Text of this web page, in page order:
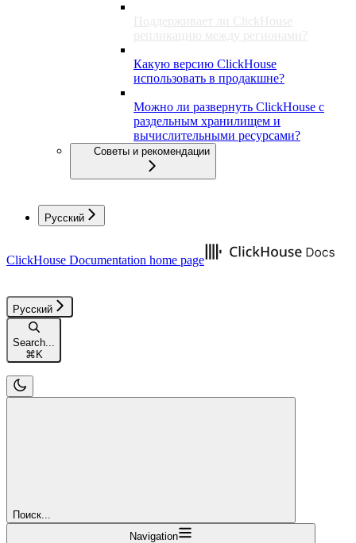
Поддерживает ли ClickHouse
репликацию между регионами?
Какую версию ClickHouse
использовать в продакшне?
Можно ли развернуть ClickHouse с
раздельным хранилищем и
вычислительными ресурсами?
Советы и рекомендации
Русский
ClickHouse Documentation home page
Русский
Search...
⌘ K
Поиск...
Navigation